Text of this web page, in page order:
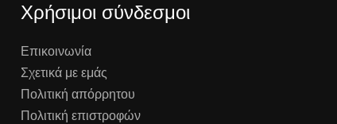
Χρήσιμοι σύνδεσμοι
Επικοινωνία
Σχετικά με εμάς
Πολιτική απόρρητου
Πολιτική επιστροφών